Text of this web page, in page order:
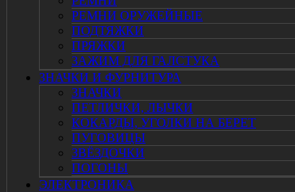
РЕМНИ ОРУЖЕЙНЫЕ
ПОДТЯЖКИ
ПРЯЖКИ
ЗАЖИМ ДЛЯ ГАЛСТУКА
ЗНАЧКИ И ФУРНИТУРА
ЗНАЧКИ
ПЕТЛИЧКИ, ЛЫЧКИ
КОКАРДЫ, УГОЛКИ НА БЕРЕТ
ПУГОВИЦЫ
ЗВЁЗДОЧКИ
ПОГОНЫ
ЭЛЕКТРОНИКА